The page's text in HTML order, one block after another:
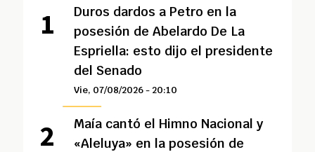
Duros dardos a Petro en la
posesión de Abelardo De La
Espriella: esto dijo el presidente
del Senado
Vie, 07/08/2026 - 20:10
Maía cantó el Himno Nacional y
«Aleluya» en la posesión de